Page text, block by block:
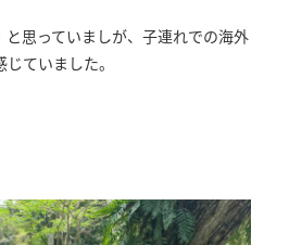
思っていましが、子連れでの海外
ていました。